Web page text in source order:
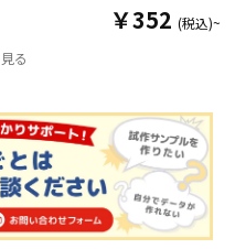
ダー）をOEM製作できます。使わな
携帯性に優れています。オールシー
ラーは全9色ご用意しておりますの
で、お客様のイメージやデザインに
合わせてお選びいただけます。 国内
の自社工場にて印刷いたしますの
で、短納期・小ロットでの対応が可
能です。グッズ制作の専門スタッフ
がしっかりサポートいたしますの
￥352 (税込)~
る